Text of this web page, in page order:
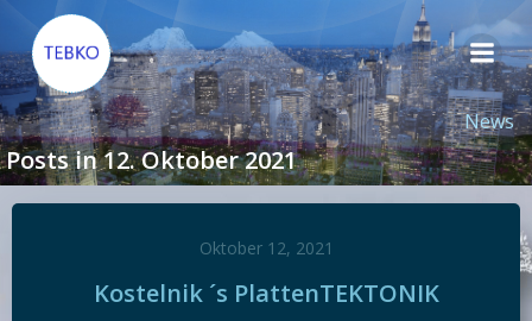
Inhalt
springen
News
Posts in 12. Oktober 2021
Oktober 12, 2021
Kostelnik ´s PlattenTEKTONIK